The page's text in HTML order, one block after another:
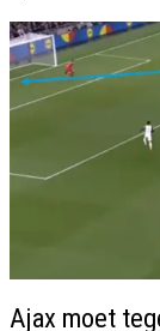
Ajax moet